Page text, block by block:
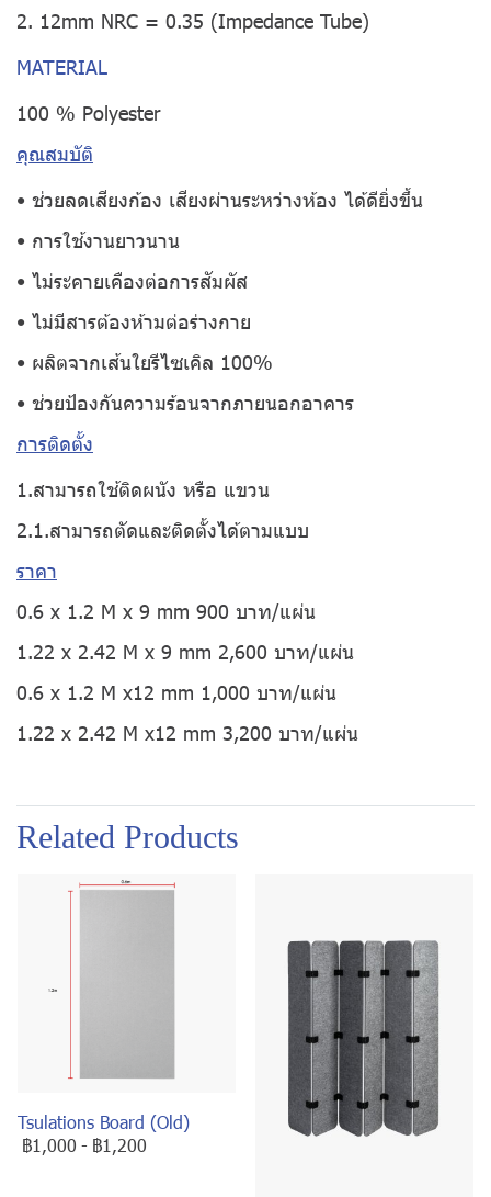
2. 12mm NRC = 0.35 (Impedance Tube)
MATERIAL
100 % Polyester
คุณสมบัติ
• ช่วยลดเสียงก้อง เสียงผ่านระหว่างห้อง ได้ดียิ่งขึ้น
• การใช้งานยาวนาน
• ไม่ระคายเคืองต่อการสัมผัส
• ไม่มีสารต้องห้ามต่อร่างกาย
• ผลิตจากเส้นใยรีไซเคิล 100%
• ช่วยป้องกันความร้อนจากภายนอกอาคาร
การติดตั้ง
1.สามารถใช้ติดผนัง หรือ แขวน
2.1.สามารถตัดและติดตั้งได้ตามแบบ
ราคา
0.6 x 1.2 M x 9 mm 900 บาท/แผ่น
1.22 x 2.42 M x 9 mm 2,600 บาท/แผ่น
0.6 x 1.2 M x12 mm 1,000 บาท/แผ่น
1.22 x 2.42 M x12 mm 3,200 บาท/แผ่น
Related Products
Tsulations Board (Old)
฿1,000 - ฿1,200